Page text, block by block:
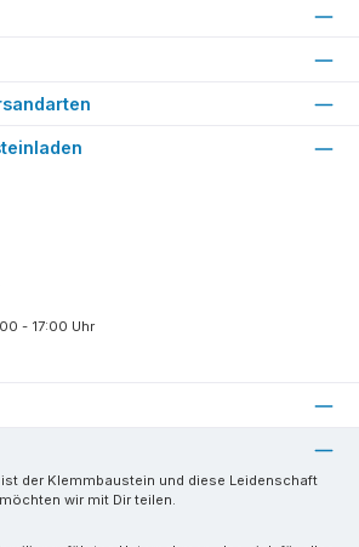
- 17:00 Uhr
der Klemmbaustein und diese Leidenschaft
möchten wir mit Dir teilen.